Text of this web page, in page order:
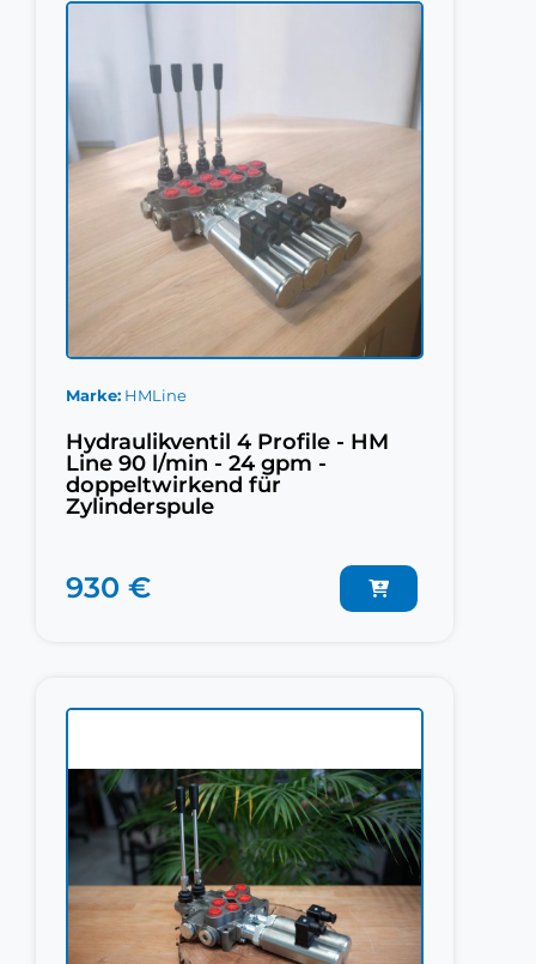
Marke HMLine
Hydraulikventil 4 Profile - HM
Line 90 l/min - 24 gpm -
doppeltwirkend für
Zylinderspule
930 €